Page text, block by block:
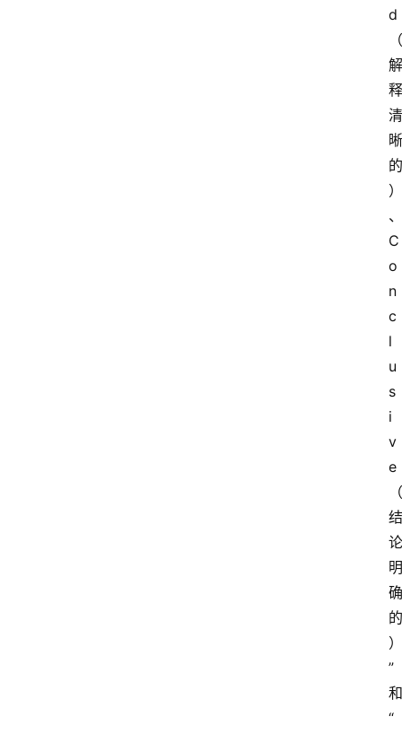
d
（
解
释
清
晰
的
）
、
C
o
n
c
l
u
s
i
v
e
（
结
论
明
确
的
）
”
和
“